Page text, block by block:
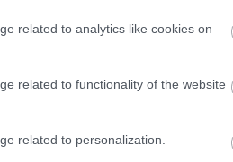
related to analytics like cookies on
related to functionality of the website
related to personalization.
και τα χρήματα
Πρατηριούχων
ότι τα